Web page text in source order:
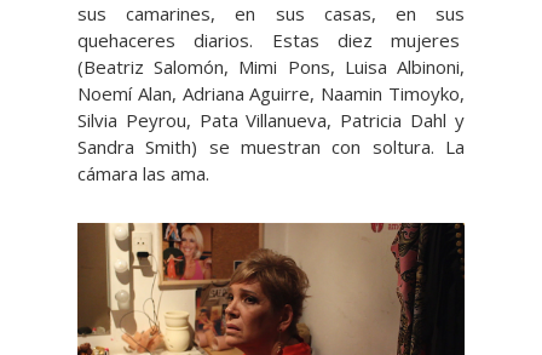
sus camarines, en sus casas, en sus
quehaceres diarios. Estas diez mujeres
(Beatriz Salomón, Mimi Pons, Luisa Albinoni,
Noemí Alan, Adriana Aguirre, Naamin Timoyko,
Silvia Peyrou, Pata Villanueva, Patricia Dahl y
Sandra Smith) se muestran con soltura. La
cámara las ama.